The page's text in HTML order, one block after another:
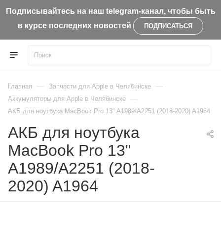
Подписывайтесь на наш telegram-канал, чтобы быть
в курсе последних новостей
ПОДПИСАТЬСЯ
Главная — Запчасти для Apple в Челябинске —
Aккумуляторы для Apple в Челябинске —
АКБ для ноутбука MacBook Pro 13" A1989/A2251 (2018-2020) A1964
АКБ для ноутбука
MacBook Pro 13"
A1989/A2251 (2018-
2020) A1964